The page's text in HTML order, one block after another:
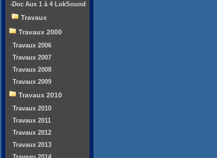
-Doc Aux 1 à 4 LokSound
Travaux
Travaux 2000
Travaux 2006
Travaux 2007
Travaux 2008
Travaux 2009
Travaux 2010
Travaux 2010
Travaux 2011
Travaux 2012
Travaux 2013